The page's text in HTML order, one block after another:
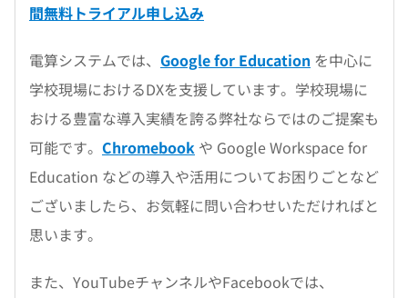
間無料トライアル申し込み
電算システムでは、 Google for Education を中心に
学校現場におけるDXを支援しています。学校現場に
おける豊富な導入実績を誇る弊社ならではのご提案も
可能です。 Chromebook や Google Workspace for
Education などの導入や活用についてお困りごとなど
ございましたら、お気軽に問い合わせいただければと
思います。
また、YouTubeチャンネルやFacebookでは、